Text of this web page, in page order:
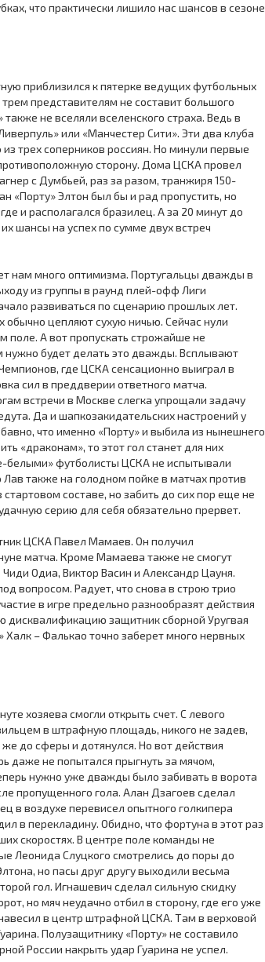
что практически лишило нас шансов в сезоне
приблизился к пятерке ведущих футбольных
представителям не составит большого
не вселяли вселенского страха. Ведь в
или «Манчестер Сити». Эти два клуба
трех соперников россиян. Но минули первые
сторону. Дома ЦСКА провел
с Думбьей, раз за разом, транжиря 150-
«Порту» Элтон был бы и рад пропустить, но
и располагался бразилец. А за 20 минут до
шансы на успех по сумме двух встреч
нам много оптимизма. Португальцы дважды в
из группы в раунд плей-офф Лиги
развиваться по сценарию прошлых лет.
обычно цепляют сухую ничью. Сейчас нули
поле. А вот пропускать строжайше не
нужно будет делать это дважды. Всплывают
где ЦСКА сенсационно выиграл в
сил в преддверии ответного матча.
встречи в Москве слегка упрощали задачу
Да и шапкозакидательских настроений у
что именно «Порту» и выбила из нынешнего
«драконам», то этот гол станет для них
белыми» футболисты ЦСКА не испытывали
также на голодном пойке в матчах против
составе, но забить до сих пор еще не
серию для себя обязательно прервет.
ЦСКА Павел Мамаев. Он получил
матча. Кроме Мамаева также не смогут
Одиа, Виктор Васин и Александр Цауня.
вопросом. Радует, что снова в строю трио
в игре предельно разнообразят действия
дисквалификацию защитник сборной Уругвая
– Фалькао точно заберет много нервных
хозяева смогли открыть счет. С левого
в штрафную площадь, никого не задев,
до сферы и дотянулся. Но вот действия
даже не попытался прыгнуть за мячом,
нужно уже дважды было забивать в ворота
пропущенного гола. Алан Дзагоев сделал
в воздухе перевисел опытного голкипера
в перекладину. Обидно, что фортуна в этот раз
скоростях. В центре поле команды не
Леонида Слуцкого смотрелись до поры до
но пасы друг другу выходили весьма
гол. Игнашевич сделал сильную скидку
но мяч неудачно отбил в сторону, где его уже
в центр штрафной ЦСКА. Там в верховой
Полузащитнику «Порту» не составило
России накрыть удар Гуарина не успел.